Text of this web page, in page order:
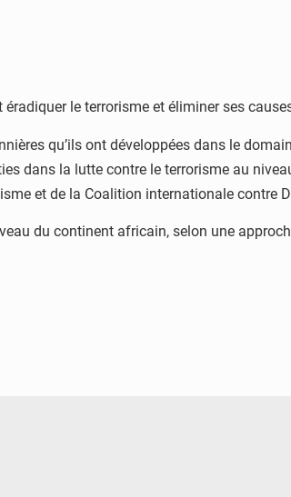
le terrorisme et éliminer ses
qu’ils ont développées dans le
dans la lutte contre le terrorisme au
et de la Coalition internationale contre
du continent africain, selon une